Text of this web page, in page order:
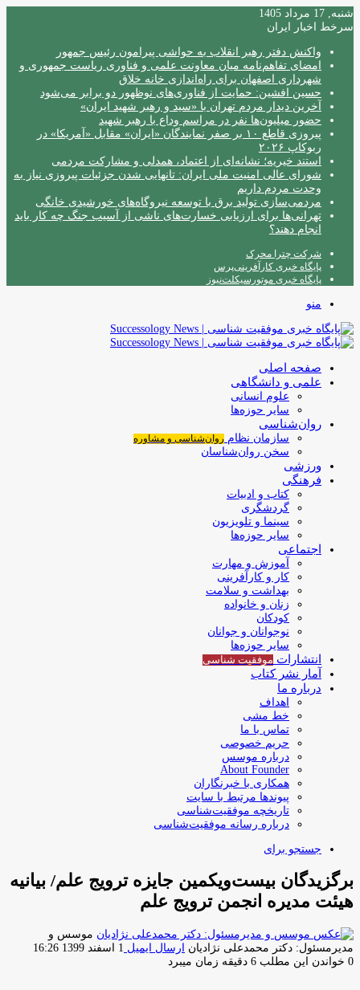
شنبه, 17 مرداد 1405
سرخط اخبار ایران
واکنش دفتر رهبر انقلاب به حواشی پیرامون رئیس جمهور
امضای تفاهم‌نامه میان معاونت علمی و فناوری ریاست جمهوری و
شهرداری اصفهان برای راه‌اندازی خانه خلاق
حسین افشین: حمایت از فناوری‌های نوظهور دو برابر می‌شود
آخرین دیدار مردم تهران با «سید و رهبر شهید ایران»
حضور میلیون‌ها نفر در مراسم وداع با رهبر شهید
پیروزی قاطع ۱۰ بر صفر نمایندگان «ایران» مقابل «آمریکا» در
ربوکاپ ۲۰۲۶
استند خیریه؛ نشانه‌ای از اعتماد، همدلی و مشارکت مردمی
شورای عالی امنیت ملی ایران: تانهایی شدن جزئیات پیروزی نیاز به
وحدت مردم داریم
مردمی‌سازی تولید برق با توسعه نیروگاه‌های خورشیدی خانگی
تهرانی‌ها برای ارزیابی خسارت‌های ناشی از آسیب جنگ چه کار باید
انجام دهند؟
شرکت چترا محرک
پایگاه خبری کارآفرینی‌پرس
پایگاه خبری موتورسیکلت‌نیوز
منو
صفحه اصلی
علمی و دانشگاهی
علوم انسانی
سایر حوزه‌ها
روان‌شناسی
سازمان نظام روان‌شناسی و مشاوره
سخن روان‌شناسان
ورزشی
فرهنگی
کتاب و ادبیات
گردشگری
سینما و تلویزیون
سایر حوزه‌ها
اجتماعی
آموزش و مهارت
کار و کارآفرینی
بهداشت و سلامت
زنان و خانواده
کودکان
نوجوانان و جوانان
سایر حوزه‌ها
انتشارات موفقیت‌ شناسی
آمار نشر کتاب
درباره ما
اهداف
خط مشی
تماس با ما
حریم خصوصی
درباره موسس
About Founder
همکاری با خبرنگاران
پیوندها مرتبط با سایت
تاریخچه موفقیت‌شناسی
درباره رسانه موفقیت‌شناسی
جستجو برای
برگزیدگان بیست‌ویکمین جایزه ترویج علم/ بیانیه
هیئت مدیره انجمن ترویج علم
موسس و
مدیرمسئول: دکتر محمدعلی نژادیان ارسال ایمیل 1 اسفند 1399 16:26
0 خواندن این مطلب 6 دقیقه زمان میبرد